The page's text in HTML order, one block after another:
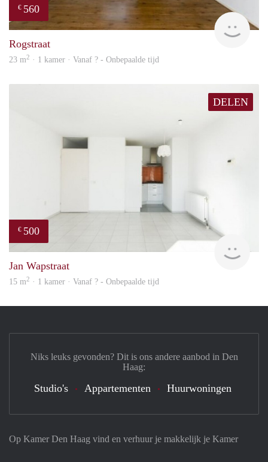
€ 560
Rogstraat
23 m2 · 1 kamer · Vanaf ? - Onbepaalde tijd
DELEN
€ 500
Jan Wapstraat
15 m2 · 1 kamer · Vanaf ? - Onbepaalde tijd
Op Kamer Den Haag vind en verhuur je makkelijk je Kamer
Niks leuks gevonden? Dit is ons andere aanbod in Den
Haag:
Studio's Appartementen Huurwoningen